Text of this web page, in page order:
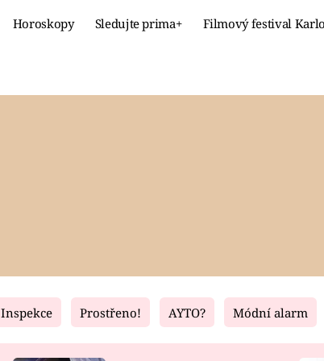
Horoskopy Sledujte prima+ Filmový festival
Fresh Living
Inspekce Prostřeno! AYTO? Módní alarm